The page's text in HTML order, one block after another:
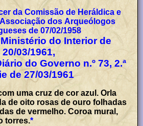
da Comissão de Heráldica e
dos Arqueólogos
de 07/02/1958
do Interior de
20/03/1961,
do Governo n.º 73, 2.ª
de 27/03/1961
uma cruz de cor azul. Orla
de oito rosas de ouro folhadas
de vermelho. Coroa mural,
torres.*